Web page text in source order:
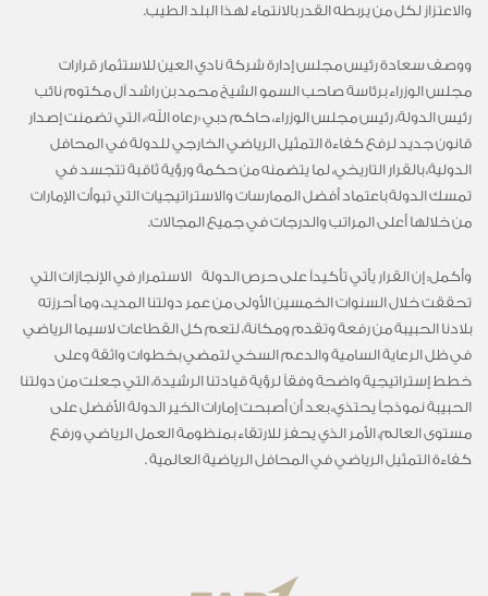
والاعتزاز لكل من يربطه القدر بالانتماء لهذا البلد الطيب.
ووصف سعادة رئيس مجلس إدارة شركة نادي العين للاستثمار قرارات
مجلس الوزراء برئاسة صاحب السمو الشيخ محمد بن راشد آل مكتوم نائب
رئيس الدولة، رئيس مجلس الوزراء، حاكم دبي «رعاه الله»، التي تضمنت إصدار
قانون جديد لرفع كفاءة التمثيل الرياضي الخارجي للدولة في المحافل
الدولية، بالقرار التاريخي، لما يتضمنه من حكمة ورؤية ثاقبة تتجسد في
تمسك الدولة باعتماد أفضل الممارسات والاستراتيجيات التي تبوأت الإمارات
من خلالها أعلى المراتب والدرجات في جميع المجالات.
وأكمل: إن القرار يأتي تأكيداً على حرص الدولة الاستمرار في الإنجازات التي
تحققت خلال السنوات الخمسين الأولى من عمر دولتنا المديد، وما أحرزته
بلادنا الحبيبة من رفعة وتقدم ومكانة، لتعم كل القطاعات لاسيما الرياضي
في ظل الرعاية السامية والدعم السخي لتمضي بخطوات واثقة وعلى
خطط إستراتيجية واضحة وفقاً لرؤية قيادتنا الرشيدة، التي جعلت من دولتنا
الحبيبة نموذجاً يحتذي، بعد أن أصبحت إمارات الخير الدولة الأفضل على
مستوى العالم، الأمر الذي يحفز للارتقاء بمنظومة العمل الرياضي ورفع
كفاءة التمثيل الرياضي في المحافل الرياضية العالمية .